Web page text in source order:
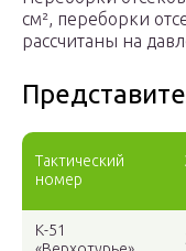
см², переборки
рассчитаны на
Тактический
номер
К-51